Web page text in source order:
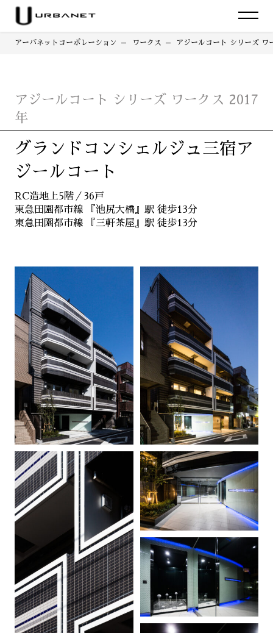
アーバネットコーポレーション ワークス アジールコート シリーズ ワ
アジールコート シリーズ ワークス 2017
年
グランドコンシェルジュ三宿ア
ジールコート
RC造地上5階／36戸
東急田園都市線 『池尻大橋』駅 徒歩13分
東急田園都市線 『三軒茶屋』駅 徒歩13分